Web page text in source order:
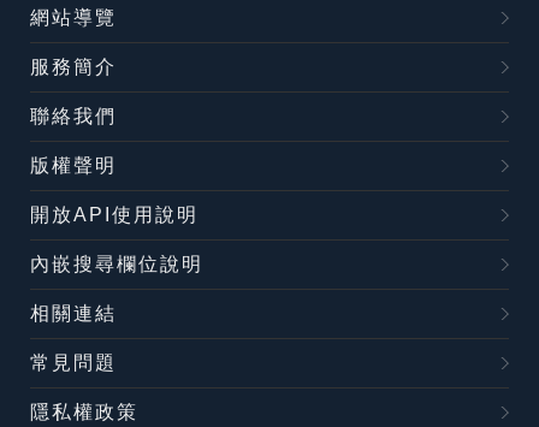
網站導覽
服務簡介
聯絡我們
版權聲明
開放API使用說明
內嵌搜尋欄位說明
相關連結
常見問題
隱私權政策